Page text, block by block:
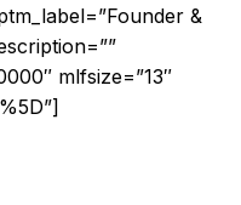
&
mlfsize=”13″